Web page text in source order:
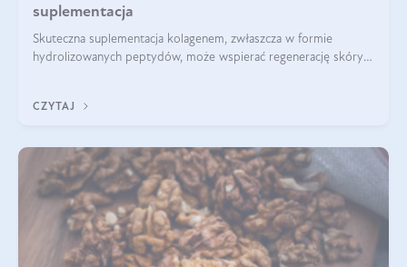
suplementacja
Skuteczna suplementacja kolagenem, zwłaszcza w formie
hydrolizowanych peptydów, może wspierać regenerację skóry i
CZYTAJ